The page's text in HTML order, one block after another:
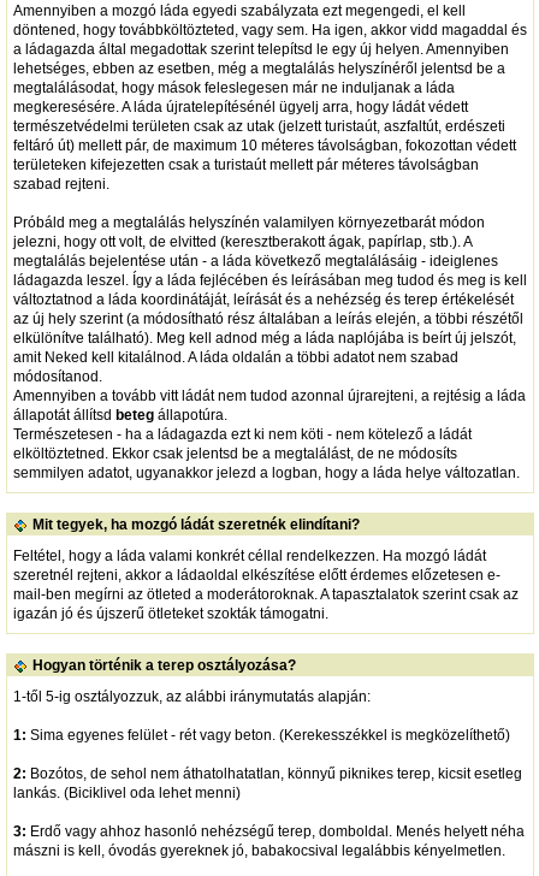
Amennyiben a mozgó láda egyedi szabályzata ezt megengedi, el kell
döntened, hogy továbbköltözteted, vagy sem. Ha igen, akkor vidd magaddal és
a ládagazda által megadottak szerint telepítsd le egy új helyen. Amennyiben
lehetséges, ebben az esetben, még a megtalálás helyszínéről jelentsd be a
megtalálásodat, hogy mások feleslegesen már ne induljanak a láda
megkeresésére. A láda újratelepítésénél ügyelj arra, hogy ládát védett
természetvédelmi területen csak az utak (jelzett turistaút, aszfaltút, erdészeti
feltáró út) mellett pár, de maximum 10 méteres távolságban, fokozottan védett
területeken kifejezetten csak a turistaút mellett pár méteres távolságban
szabad rejteni.
Próbáld meg a megtalálás helyszínén valamilyen környezetbarát módon
jelezni, hogy ott volt, de elvitted (keresztberakott ágak, papírlap, stb.). A
megtalálás bejelentése után - a láda következő megtalálásáig - ideiglenes
ládagazda leszel. Így a láda fejlécében és leírásában meg tudod és meg is kell
változtatnod a láda koordinátáját, leírását és a nehézség és terep értékelését
az új hely szerint (a módosítható rész általában a leírás elején, a többi részétől
elkülönítve található). Meg kell adnod még a láda naplójába is beírt új jelszót,
amit Neked kell kitalálnod. A láda oldalán a többi adatot nem szabad
módosítanod.
Amennyiben a tovább vitt ládát nem tudod azonnal újrarejteni, a rejtésig a láda
állapotát állítsd betegállapotúra.
Természetesen - ha a ládagazda ezt ki nem köti - nem kötelező a ládát
elköltöztetned. Ekkor csak jelentsd be a megtalálást, de ne módosíts
semmilyen adatot, ugyanakkor jelezd a logban, hogy a láda helye változatlan.
Mit tegyek, ha mozgó ládát szeretnék elindítani?
Feltétel, hogy a láda valami konkrét céllal rendelkezzen. Ha mozgó ládát
szeretnél rejteni, akkor a ládaoldal elkészítése előtt érdemes előzetesen e-
mail-ben megírni az ötleted a moderátoroknak. A tapasztalatok szerint csak az
igazán jó és újszerű ötleteket szokták támogatni.
Hogyan történik a terep osztályozása?
1-től 5-ig osztályozzuk, az alábbi iránymutatás alapján:
1: Sima egyenes felület - rét vagy beton. (Kerekesszékkel is megközelíthető)
2: Bozótos, de sehol nem áthatolhatatlan, könnyű piknikes terep, kicsit esetleg
lankás. (Biciklivel oda lehet menni)
3: Erdő vagy ahhoz hasonló nehézségű terep, domboldal. Menés helyett néha
mászni is kell, óvodás gyereknek jó, babakocsival legalábbis kényelmetlen.